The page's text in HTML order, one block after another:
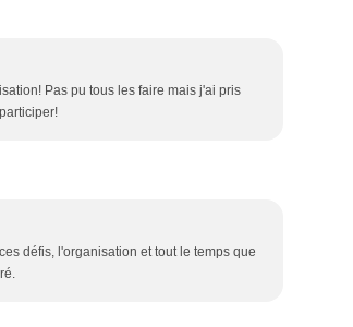
Pas pu tous les faire mais j'ai pris
défis, l'organisation et tout le temps que